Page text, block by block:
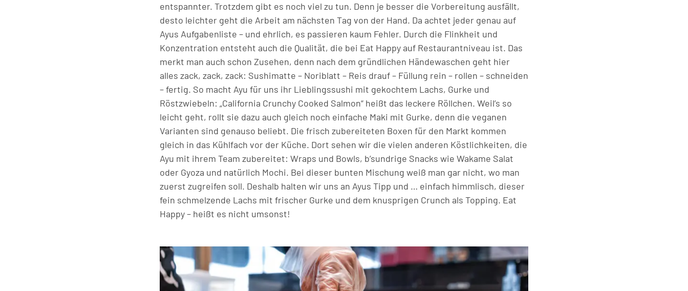
entspannter. Trotzdem gibt es noch viel zu tun. Denn je besser die Vorbereitung ausfällt,
desto leichter geht die Arbeit am nächsten Tag von der Hand. Da achtet jeder genau auf
Ayus Aufgabenliste – und ehrlich, es passieren kaum Fehler. Durch die Flinkheit und
Konzentration entsteht auch die Qualität, die bei Eat Happy auf Restaurantniveau ist. Das
merkt man auch schon Zusehen, denn nach dem gründlichen Händewaschen geht hier
alles zack, zack, zack: Sushimatte – Noriblatt – Reis drauf – Füllung rein – rollen – schneiden
– fertig. So macht Ayu für uns ihr Lieblingssushi mit gekochtem Lachs, Gurke und
Röstzwiebeln: „California Crunchy Cooked Salmon“ heißt das leckere Röllchen. Weil’s so
leicht geht, rollt sie dazu auch gleich noch einfache Maki mit Gurke, denn die veganen
Varianten sind genauso beliebt. Die frisch zubereiteten Boxen für den Markt kommen
gleich in das Kühlfach vor der Küche. Dort sehen wir die vielen anderen Köstlichkeiten, die
Ayu mit ihrem Team zubereitet: Wraps und Bowls, b’sundrige Snacks wie Wakame Salat
oder Gyoza und natürlich Mochi. Bei dieser bunten Mischung weiß man gar nicht, wo man
zuerst zugreifen soll. Deshalb halten wir uns an Ayus Tipp und … einfach himmlisch, dieser
fein schmelzende Lachs mit frischer Gurke und dem knusprigen Crunch als Topping. Eat
Happy – heißt es nicht umsonst!